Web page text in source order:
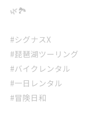
🌿🏞️
#シグナスX
#琵琶湖ツーリング
#バイクレンタル
#一日レンタル
#冒険日和